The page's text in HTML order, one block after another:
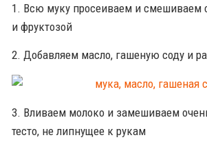
1. Всю муку просеиваем и смешиваем
и фруктозой
2. Добавляем масло, гашеную соду и
3. Вливаем молоко и замешиваем
тесто, не липнущее к рукам